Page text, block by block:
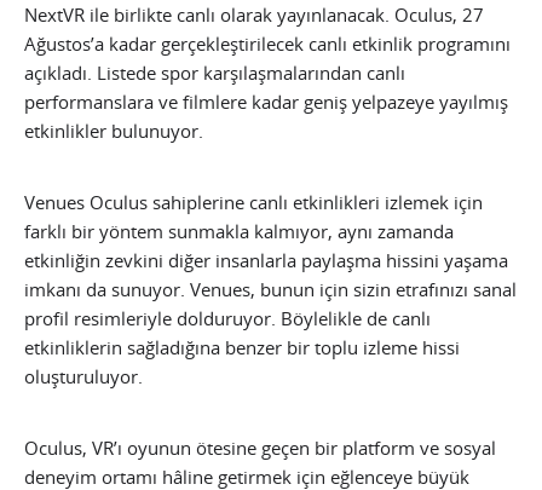
NextVR ile birlikte canlı olarak yayınlanacak. Oculus, 27
Ağustos’a kadar gerçekleştirilecek canlı etkinlik programını
açıkladı. Listede spor karşılaşmalarından canlı
performanslara ve filmlere kadar geniş yelpazeye yayılmış
etkinlikler bulunuyor.
Venues Oculus sahiplerine canlı etkinlikleri izlemek için
farklı bir yöntem sunmakla kalmıyor, aynı zamanda
etkinliğin zevkini diğer insanlarla paylaşma hissini yaşama
imkanı da sunuyor. Venues, bunun için sizin etrafınızı sanal
profil resimleriyle dolduruyor. Böylelikle de canlı
etkinliklerin sağladığına benzer bir toplu izleme hissi
oluşturuluyor.
Oculus, VR’ı oyunun ötesine geçen bir platform ve sosyal
deneyim ortamı hâline getirmek için eğlenceye büyük